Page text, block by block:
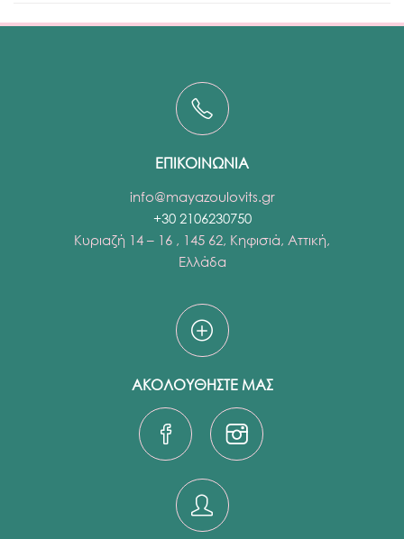
ΕΠΙΚΟΙΝΩΝΙΑ
info@mayazoulovits.gr
+30 2106230750
Κυριαζή 14 – 16 , 145 62, Κηφισιά, Αττική,
Ελλάδα
ΑΚΟΛΟΥΘΗΣΤΕ ΜΑΣ